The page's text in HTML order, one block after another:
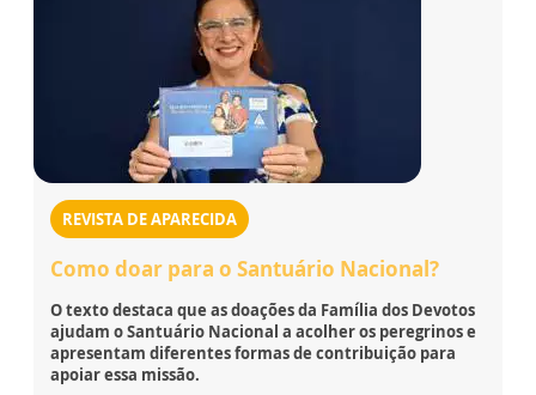
REVISTA DE APARECIDA
Como doar para o Santuário Nacional?
O texto destaca que as doações da Família dos Devotos
ajudam o Santuário Nacional a acolher os peregrinos e
apresentam diferentes formas de contribuição para
apoiar essa missão.